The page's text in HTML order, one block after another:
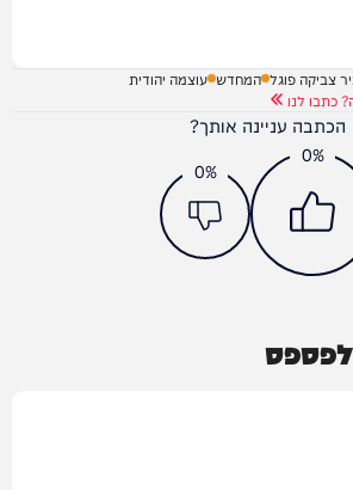
צביקה פוגל המחדש עוצמה יהודית
כתבו לנו
הכתבה עניינה אותך?
0%
0%